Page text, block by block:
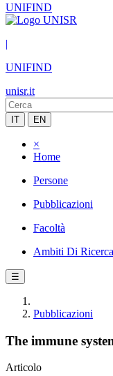
UNIFIND
|
UNIFIND
unisr.it
IT EN
×
Home
Persone
Pubblicazioni
Facoltà
Ambiti Di Ricerca
☰
Pubblicazioni
The immune
Articolo